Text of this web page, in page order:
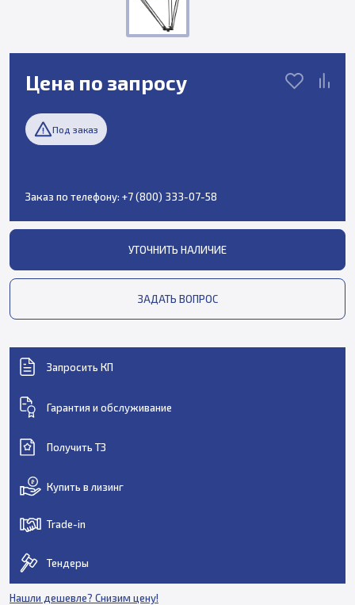
Цена по запросу
Под заказ
Заказ по телефону: +7 (800) 333-07-58
УТОЧНИТЬ НАЛИЧИЕ
ЗАДАТЬ ВОПРОС
Запросить КП
Гарантия и обслуживание
Получить ТЗ
Купить в лизинг
Trade-in
Тендеры
Нашли дешевле? Снизим цену!